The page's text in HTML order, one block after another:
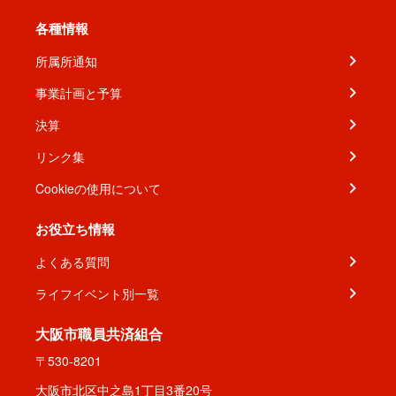
各種情報
所属所通知
事業計画と予算
決算
リンク集
Cookieの使用について
お役立ち情報
よくある質問
ライフイベント別一覧
大阪市職員共済組合
〒530-8201
大阪市北区中之島1丁目3番20号